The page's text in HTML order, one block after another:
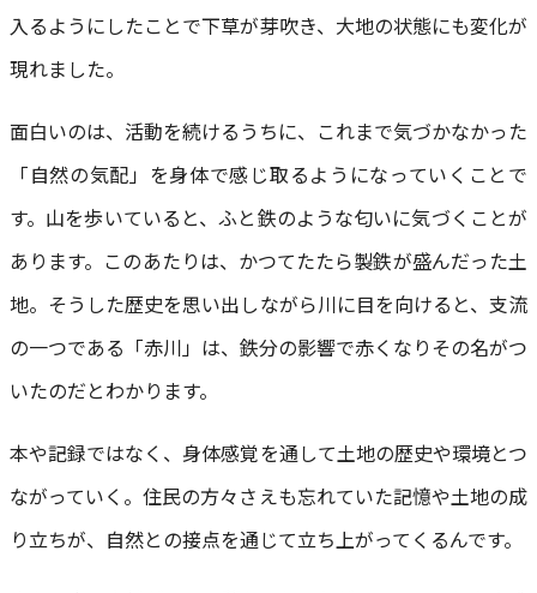
入るようにしたことで下草が芽吹き、大地の状態にも変化が
現れました。
面白いのは、活動を続けるうちに、これまで気づかなかった
「自然の気配」を身体で感じ取るようになっていくことで
す。山を歩いていると、ふと鉄のような匂いに気づくことが
あります。このあたりは、かつてたたら製鉄が盛んだった土
地。そうした歴史を思い出しながら川に目を向けると、支流
の一つである「赤川」は、鉄分の影響で赤くなりその名がつ
いたのだとわかります。
本や記録ではなく、身体感覚を通して土地の歴史や環境とつ
ながっていく。住民の方々さえも忘れていた記憶や土地の成
り立ちが、自然との接点を通じて立ち上がってくるんです。